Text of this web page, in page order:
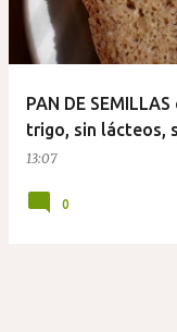
PAN DE
trigo, sin lácteos,
13:07
0